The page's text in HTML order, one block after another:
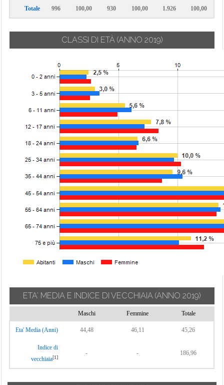
Totale 996 100,00 930 100,00 1.926 100,00
CLASSI DI ETÀ (ANNO 2019)
ETA' MEDIA E INDICE DI VECCHIAIA (ANNO 2019)
Maschi Femmine Totale
Eta' Media (Anni) 44,48 46,11 45,26
Indice di
vecchiaia[1]
- - 186,96